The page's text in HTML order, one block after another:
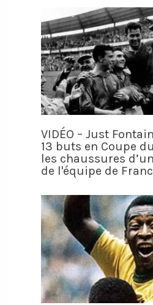
VIDÉO – Just
13 buts en Coupe
les chaussures
de l'équipe de